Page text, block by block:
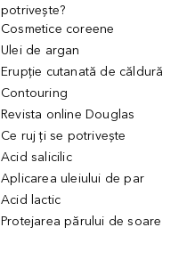
potrivește?
Cosmetice coreene
Ulei de argan
Erupție cutanată de căldură
Contouring
Revista online Douglas
Ce ruj ți se potrivește
Acid salicilic
Aplicarea uleiului de par
Acid lactic
Protejarea părului de soare